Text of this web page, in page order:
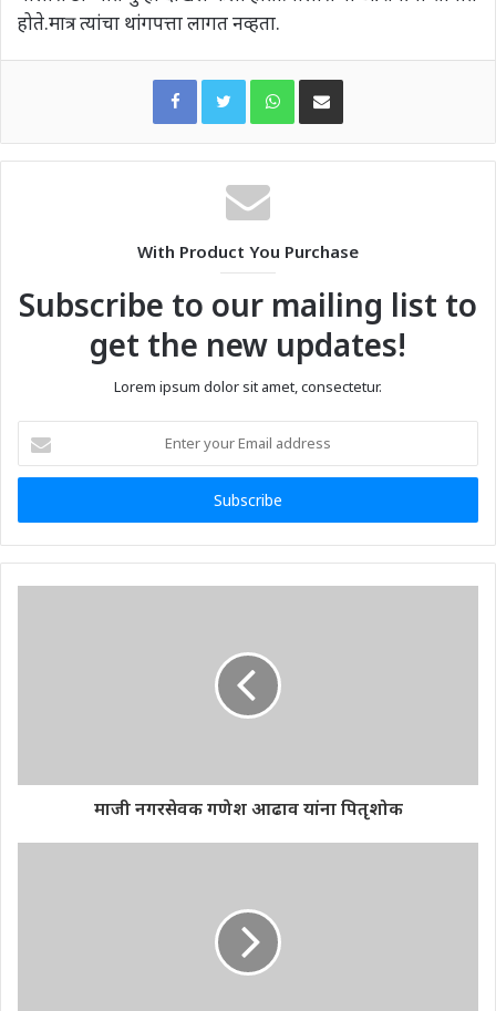
होते.मात्र त्यांचा थांगपत्ता लागत नव्हता.
WhatsAppShare via Email
With Product You Purchase
Subscribe to our mailing list to
get the new updates!
Lorem ipsum dolor sit amet, consectetur.
your
Email
माजी नगरसेवक गणेश आढाव यांना पितृशोक